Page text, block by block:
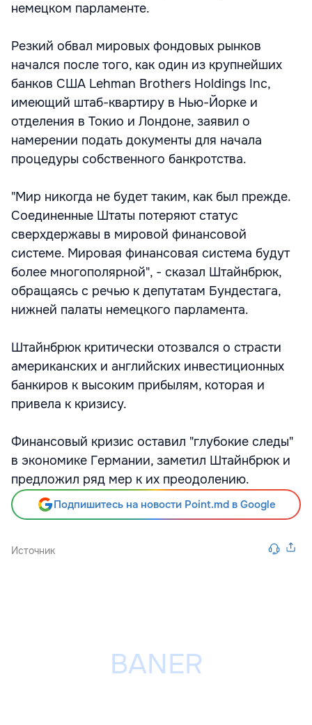
немецком парламенте.
Резкий обвал мировых фондовых рынков
начался после того, как один из крупнейших
банков США Lehman Brothers Holdings Inc,
имеющий штаб-квартиру в Нью-Йорке и
отделения в Токио и Лондоне, заявил о
намерении подать документы для начала
процедуры собственного банкротства.
"Мир никогда не будет таким, как был прежде.
Соединенные Штаты потеряют статус
сверхдержавы в мировой финансовой
системе. Мировая финансовая система будут
более многополярной", - сказал Штайнбрюк,
обращаясь с речью к депутатам Бундестага,
нижней палаты немецкого парламента.
Штайнбрюк критически отозвался о страсти
американских и английских инвестиционных
банкиров к высоким прибылям, которая и
привела к кризису.
Финансовый кризис оставил "глубокие следы"
в экономике Германии, заметил Штайнбрюк и
предложил ряд мер к их преодолению.
Подпишитесь на новости Point.md в Google
Источник